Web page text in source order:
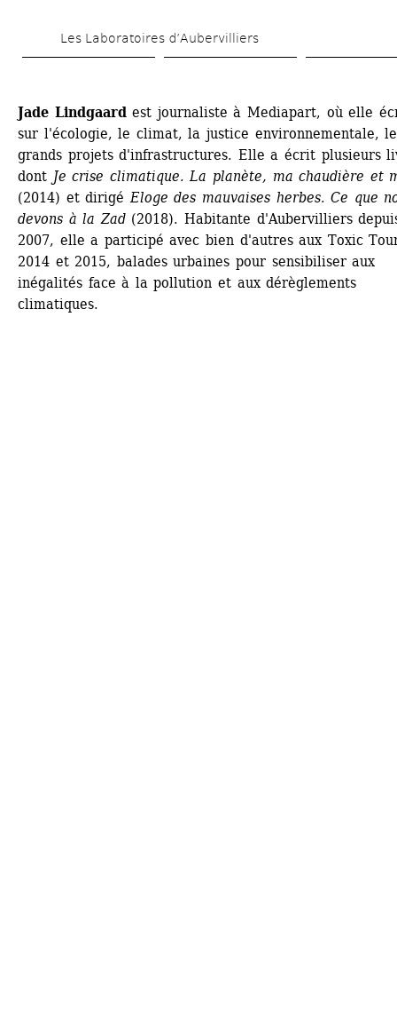
au
Les Laboratoires d’Aubervilliers
Jade Lindgaardest journaliste à Mediapart, où elle
sur l'écologie, le climat, la justice environnementale,
grands projets d'infrastructures. Elle a écrit plusieurs
dont Je crise climatique. La planète, ma chaudière et
(2014) et dirigé Eloge des mauvaises herbes. Ce que
devons à la Zad(2018). Habitante d'Aubervilliers
2007, elle a participé avec bien d'autres aux Toxic
2014 et 2015, balades urbaines pour sensibiliser aux
inégalités face à la pollution et aux dérèglements
climatiques.